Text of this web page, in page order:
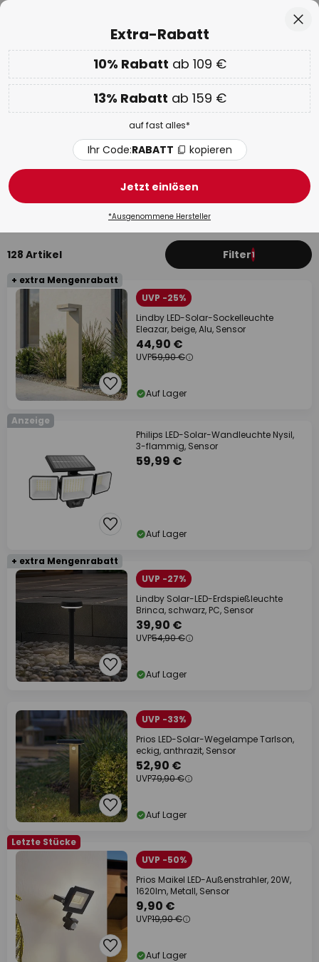
Nur
00D 11H 03M 04S
EXTRA 10% ab 109 € & 13% ab 159 €auf fast alles
Code:RABATT kopieren
WOW Week:Bis zu -70%
Außenstrahler und Gartenstrahler
mit Bewegungsmelder
LED Erdspießleuchten Bodenstrahler
128 Artikel Filter1
+ extra Mengenrabatt
UVP -25%
Lindby LED-Solar-Sockelleuchte
Eleazar, beige, Alu, Sensor
44,90 €
UVP59,90 €
Auf Lager
Anzeige
Philips LED-Solar-Wandleuchte Nysil,
3-flammig, Sensor
59,99 €
Auf Lager
+ extra Mengenrabatt
UVP -27%
Lindby Solar-LED-Erdspießleuchte
Brinca, schwarz, PC, Sensor
39,90 €
UVP54,90 €
Auf Lager
UVP -33%
Prios LED-Solar-Wegelampe Tarlson,
eckig, anthrazit, Sensor
52,90 €
UVP79,90 €
Auf Lager
Letzte Stücke
UVP -50%
Prios Maikel LED-Außenstrahler, 20W,
1620lm, Metall, Sensor
9,90 €
UVP19,90 €
Auf Lager
Extra-Rabatt
10% Rabatt ab 109 €
13% Rabatt ab 159 €
auf fast alles*
Ihr Code:RABATT kopieren
Jetzt einlösen
*Ausgenommene Hersteller